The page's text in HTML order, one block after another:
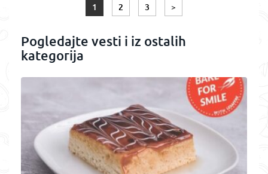
1 2 3 >
Pogledajte vesti i iz ostalih
kategorija